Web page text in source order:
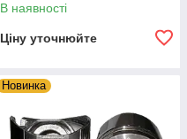
В наявності
Ціну уточнюйте
Новинка